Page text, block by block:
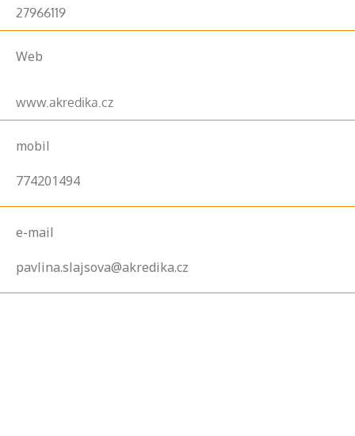
27966119
Web
www.akredika.cz
mobil
774201494
e-mail
pavlina.slajsova@akredika.cz